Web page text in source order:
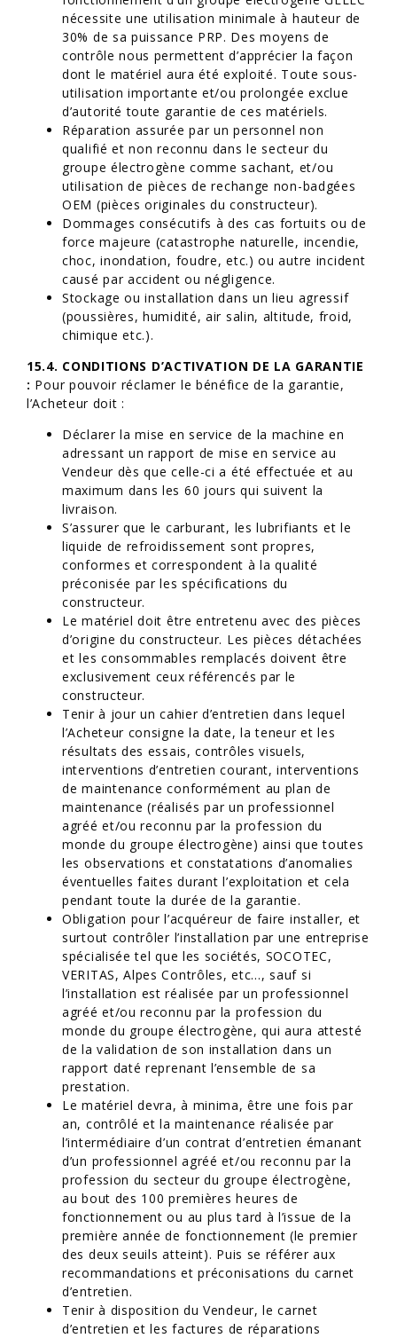
nécessite une utilisation minimale à hauteur de
30% de sa puissance PRP. Des moyens de
contrôle nous permettent d’apprécier la façon
dont le matériel aura été exploité. Toute sous-
utilisation importante et/ou prolongée exclue
d’autorité toute garantie de ces matériels.
Réparation assurée par un personnel non
qualifié et non reconnu dans le secteur du
groupe électrogène comme sachant, et/ou
utilisation de pièces de rechange non-badgées
OEM (pièces originales du constructeur).
Dommages consécutifs à des cas fortuits ou de
force majeure (catastrophe naturelle, incendie,
choc, inondation, foudre, etc.) ou autre incident
causé par accident ou négligence.
Stockage ou installation dans un lieu agressif
(poussières, humidité, air salin, altitude, froid,
chimique etc.).
15.4. CONDITIONS D’ACTIVATION DE LA GARANTIE
: Pour pouvoir réclamer le bénéfice de la garantie,
l’Acheteur doit :
Déclarer la mise en service de la machine en
adressant un rapport de mise en service au
Vendeur dès que celle-ci a été effectuée et au
maximum dans les 60 jours qui suivent la
livraison.
S’assurer que le carburant, les lubrifiants et le
liquide de refroidissement sont propres,
conformes et correspondent à la qualité
préconisée par les spécifications du
constructeur.
Le matériel doit être entretenu avec des pièces
d’origine du constructeur. Les pièces détachées
et les consommables remplacés doivent être
exclusivement ceux référencés par le
constructeur.
Tenir à jour un cahier d’entretien dans lequel
l’Acheteur consigne la date, la teneur et les
résultats des essais, contrôles visuels,
interventions d’entretien courant, interventions
de maintenance conformément au plan de
maintenance (réalisés par un professionnel
agréé et/ou reconnu par la profession du
monde du groupe électrogène) ainsi que toutes
les observations et constatations d’anomalies
éventuelles faites durant l’exploitation et cela
pendant toute la durée de la garantie.
Obligation pour l’acquéreur de faire installer, et
surtout contrôler l’installation par une entreprise
spécialisée tel que les sociétés, SOCOTEC,
VERITAS, Alpes Contrôles, etc…, sauf si
l’installation est réalisée par un professionnel
agréé et/ou reconnu par la profession du
monde du groupe électrogène, qui aura attesté
de la validation de son installation dans un
rapport daté reprenant l’ensemble de sa
prestation.
Le matériel devra, à minima, être une fois par
an, contrôlé et la maintenance réalisée par
l’intermédiaire d’un contrat d’entretien émanant
d’un professionnel agréé et/ou reconnu par la
profession du secteur du groupe électrogène,
au bout des 100 premières heures de
fonctionnement ou au plus tard à l’issue de la
première année de fonctionnement (le premier
des deux seuils atteint). Puis se référer aux
recommandations et préconisations du carnet
d’entretien.
Tenir à disposition du Vendeur, le carnet
d’entretien et les factures de réparations